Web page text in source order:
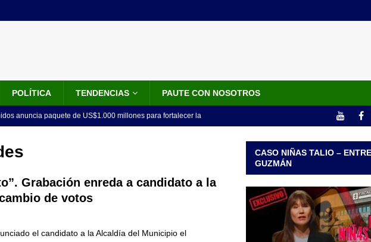
POLÍTICA TENDENCIAS PAUTE CON NOSOTROS
anuncia paquete de US$1.000 millones para fortalecer la
el tiempo de la recuperación del orden”: así fue el primer
como presidente de Colombia JUDICIALES
la Espriella ya es presidente de Colombia: recibió la banda
de Abelardo De La Espriella: recibirá la banda presidencial
Grabación enreda a candidato a la
de votos
el candidato a la Alcaldía del Municipio el
CASO NIÑAS TALIO –
GUZMÁN